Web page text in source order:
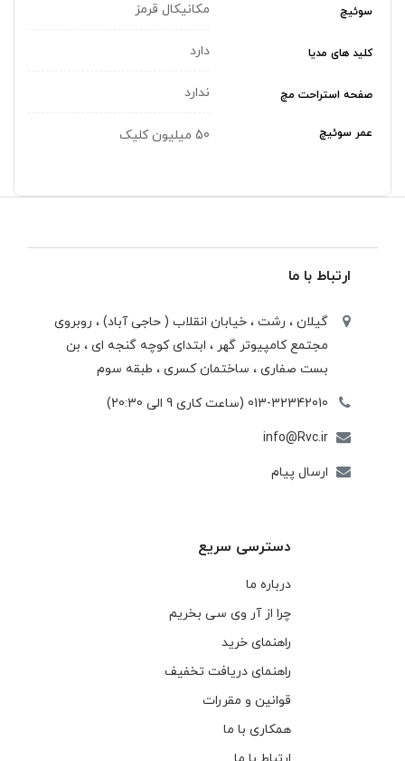
سوئیچ مکانیکال قرمز
کلید های مدیا دارد
صفحه استراحت مچ ندارد
عمر سوئیچ 50 میلیون کلیک
ارتباط با ما
گیلان ، رشت ، خيابان انقلاب ( حاجی آباد) ، روبروی
مجتمع كامپيوتر گهر ، ابتدای كوچه گنجه ای ، بن
بست صفاری ، ساختمان كسری ، طبقه سوم
013-32342010 (ساعت کاری 9 الی 20:30)
info@Rvc.ir
ارسال پیام
دسترسی سریع
درباره ما
چرا از آر وی سی بخریم
راهنمای خرید
راهنمای دریافت تخفیف
قوانین و مقررات
همکاری با ما